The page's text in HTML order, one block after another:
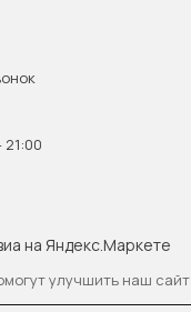
улучшить наш сайт